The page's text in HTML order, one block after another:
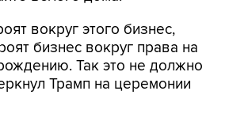
вокруг этого бизнес,
бизнес вокруг права на
Так это не должно
Трамп на церемонии